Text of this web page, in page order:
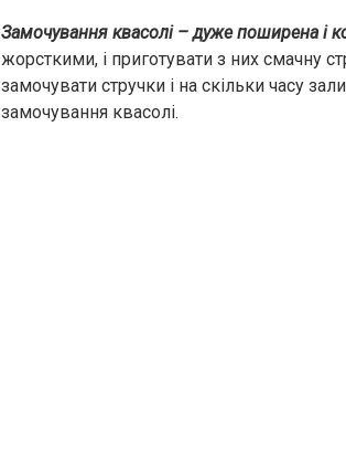
Замочування квасолі – дуже поширена і
жорсткими, і приготувати з них смачну
замочувати стручки і на скільки часу
замочування квасолі.